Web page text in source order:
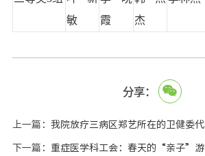
敏
霞
杰
分享：
上一篇：
下一篇： 重症医学科工会：春天的“亲子”游